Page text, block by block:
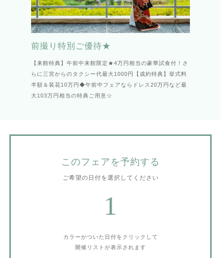
前撮り特別ご優待★
【来館特典】午前中来館限定★4万円相当の豪華試食付！さ
らに三宮からのタクシー代最大1000円【成約特典】挙式料
半額＆装花10万円◆午前中フェアならドレス20万円など最
大103万円相当の特典ご用意☆
このフェアを予約する
ご希望の日付を選択してください
1
カラーがついた日付をクリックして
開催リストが表示されます